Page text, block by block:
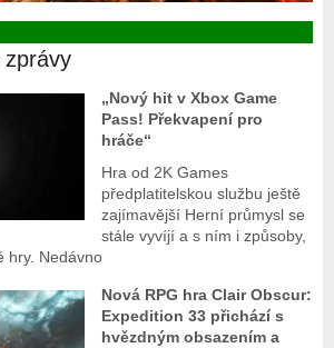
zprávy
„Nový hit v Xbox Game
Pass! Překvapení pro
hráče“
Hra od 2K Games
předplatitelskou službu ještě
zajímavější Herní průmysl se
stále vyvíjí a s ním i způsoby,
hry. Nedávno
Nová RPG hra Clair Obscur:
Expedition 33 přichází s
hvězdným obsazením a